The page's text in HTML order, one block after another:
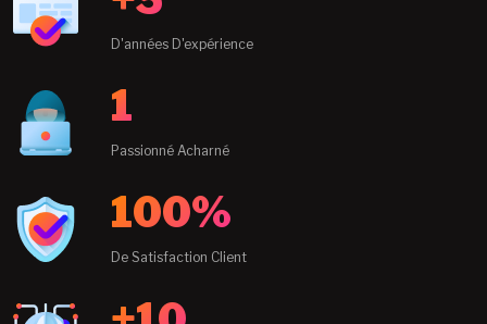
D'années D'expérience
1
Passionné Acharné
100%
De Satisfaction Client